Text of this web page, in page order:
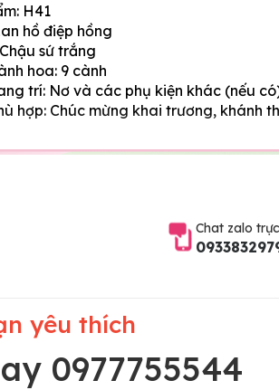
H41
hồ điệp hồng
sứ trắng
hoa: 9 cành
trí: Nơ và các phụ kiện khác (nếu
hợp: Chúc mừng khai trương, khánh
Chat zalo
yêu thích
0977755544